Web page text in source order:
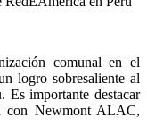
comunal en el
logro sobresaliente al
Es importante destacar
con Newmont ALAC,